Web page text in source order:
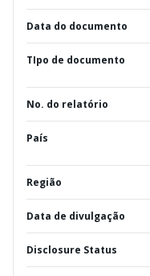
Data do documento
TIpo de documento
No. do relatório
País
Região
Data de divulgação
Disclosure Status